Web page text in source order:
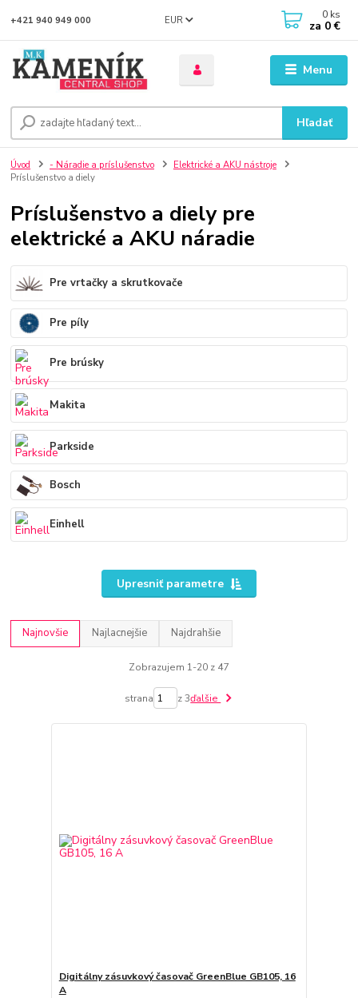
Menu
EUR
Hľadať
+421 940 949 000 0 ks
za 0 €
Úvod - Náradie a príslušenstvo
Elektrické a AKU nástroje
Príslušenstvo a diely
Príslušenstvo a diely pre
elektrické a AKU náradie
Pre vrtačky a skrutkovače
Pre píly
Pre brúsky
Makita
Parkside
Bosch
Einhell
Upresniť parametre
Najnovšie Najlacnejšie Najdrahšie
Zobrazujem 1-20 z 47
strana z 3ďalšie
Digitálny zásuvkový časovač GreenBlue GB105, 16
A